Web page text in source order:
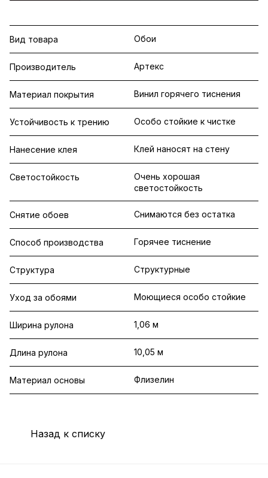
Вид товара Обои
Производитель Артекс
Материал покрытия Винил горячего тиснения
Устойчивость к трению Особо стойкие к чистке
Нанесение клея Клей наносят на стену
Светостойкость
Очень хорошая
светостойкость
Снятие обоев Снимаются без остатка
Способ производства Горячее тиснение
Структура Структурные
Уход за обоями Моющиеся особо стойкие
Ширина рулона 1,06 м
Длина рулона 10,05 м
Материал основы Флизелин
Назад к списку